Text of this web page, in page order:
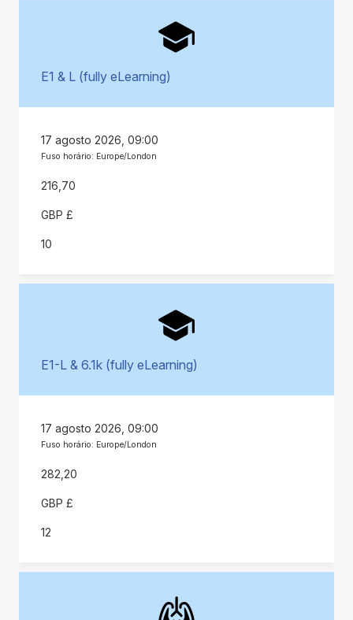
E1 & L (fully eLearning)
17 agosto 2026, 09:00
Fuso horário: Europe/London
216,70
GBP £
10
E1-L & 6.1k (fully eLearning)
17 agosto 2026, 09:00
Fuso horário: Europe/London
282,20
GBP £
12